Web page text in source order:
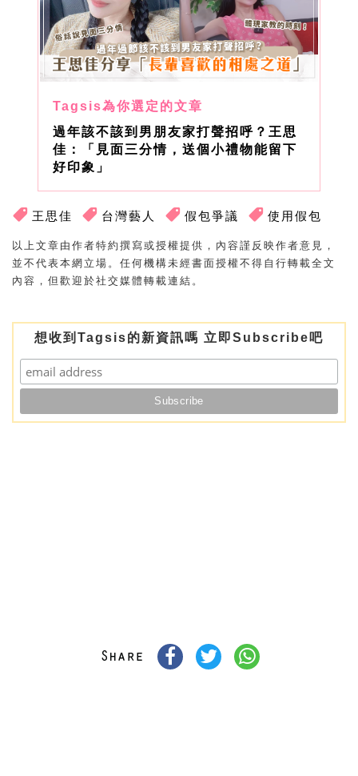
過年該不該到男朋友家打聲招呼？王思
佳：「見面三分情，送個小禮物能留下
好印象」
王思佳 台灣藝人 假包爭議 使用假包
以上文章由作者特約撰寫或授權提供，內容謹反映作者意見，
並不代表本網立場。任何機構未經書面授權不得自行轉載全文
內容，但歡迎於社交媒體轉載連結。
想收到Tagsis的新資訊嗎 立即Subscribe吧